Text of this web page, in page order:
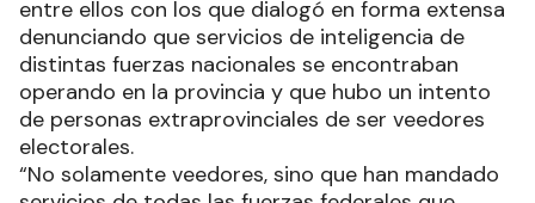
entre ellos con los que dialogó en forma extensa
denunciando que servicios de inteligencia de
distintas fuerzas nacionales se encontraban
operando en la provincia y que hubo un intento
de personas extraprovinciales de ser veedores
electorales.
“No solamente veedores, sino que han mandado